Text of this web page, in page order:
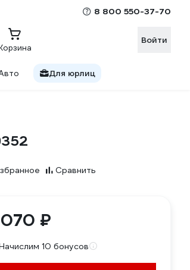
8 800 550-37-70
Войти
Для юрлиц
Сравнить
070 ₽
10 бонусов